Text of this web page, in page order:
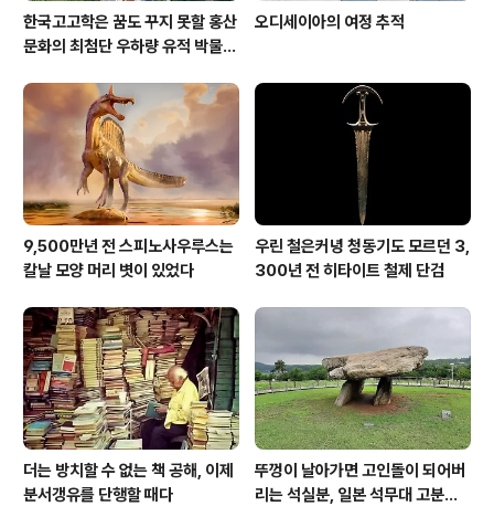
한국고고학은 꿈도 꾸지 못할 홍산
문화의 최첨단 우하량 유적 박물관
오디세이아의 여정 추적
9,500만년 전 스피노사우루스는
칼날 모양 머리 볏이 있었다
우린 철은커녕 청동기도 모르던 3,
300년 전 히타이트 철제 단검
더는 방치할 수 없는 책 공해, 이제
분서갱유를 단행할 때다
뚜껑이 날아가면 고인돌이 되어버
리는 석실분, 일본 석무대 고분의